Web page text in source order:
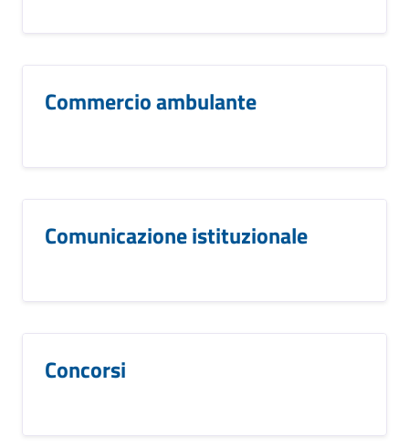
Commercio ambulante
Comunicazione istituzionale
Concorsi